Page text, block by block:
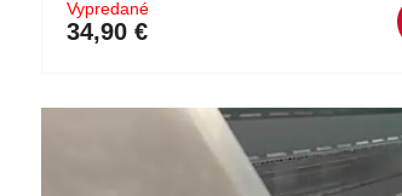
Vypredané
34,90 €